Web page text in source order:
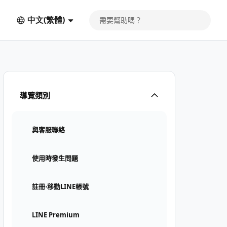
中文(繁體)
導覽類別
與客服聯絡
使用時發生問題
註冊⋅移動LINE帳號
LINE Premium